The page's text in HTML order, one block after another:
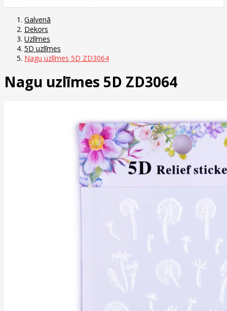
Galvenā
Dekors
Uzlīmes
5D uzlīmes
Nagu uzlīmes 5D ZD3064
Nagu uzlīmes 5D ZD3064